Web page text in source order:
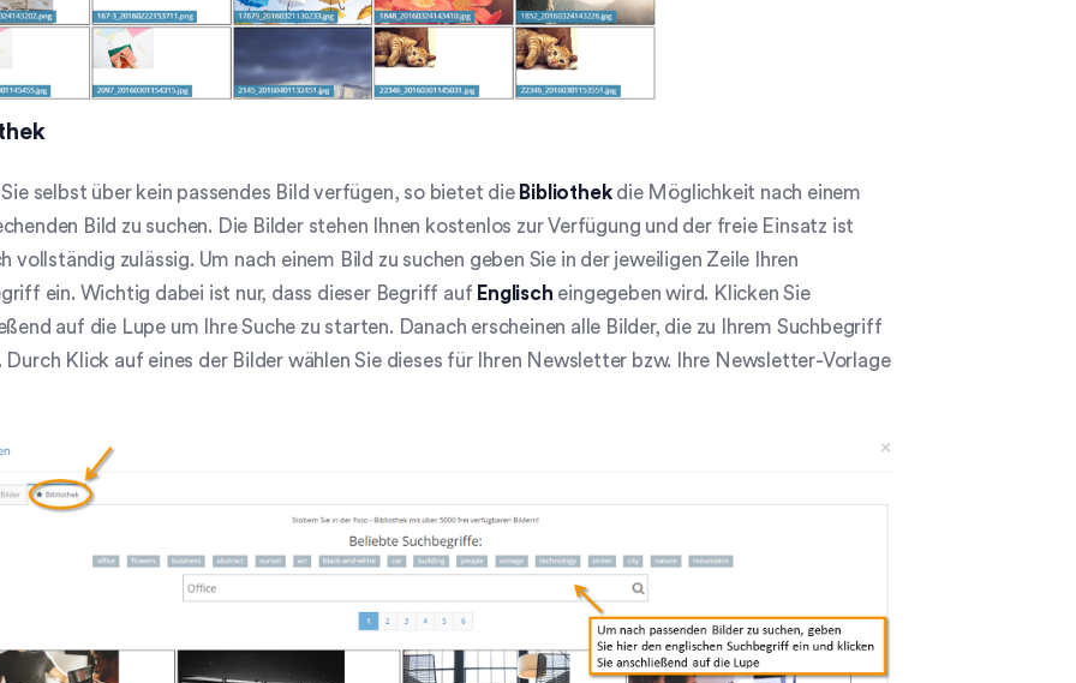
selbst über kein passendes Bild verfügen, so bietet die Bibliothekdie Möglichkeit nach einem
Bild zu suchen. Die Bilder stehen Ihnen kostenlos zur Verfügung und der freie Einsatz ist
vollständig zulässig. Um nach einem Bild zu suchen geben Sie in der jeweiligen Zeile Ihren
ein. Wichtig dabei ist nur, dass dieser Begriff auf Englisch eingegeben wird. Klicken Sie
auf die Lupe um Ihre Suche zu starten. Danach erscheinen alle Bilder, die zu Ihrem Suchbegriff
Durch Klick auf eines der Bilder wählen Sie dieses für Ihren Newsletter bzw. Ihre Newsletter-Vorlage